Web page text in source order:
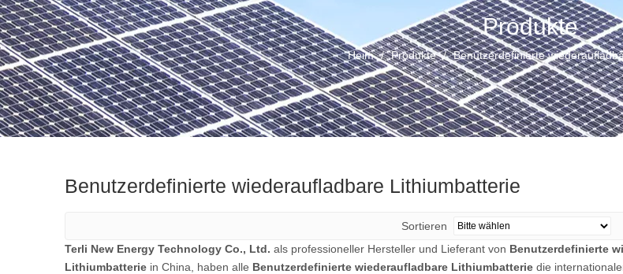
Produkte
Heim / Produkte / Benutzerdefinierte
Benutzerdefinierte wiederaufladbare Lithiumbatterie
Sortieren
Terli New Energy Technology Co., Ltd. als professioneller Hersteller und Lieferant von Benutzerdefinierte
Lithiumbatterie in China, haben alle Benutzerdefinierte wiederaufladbare Lithiumbatterie die